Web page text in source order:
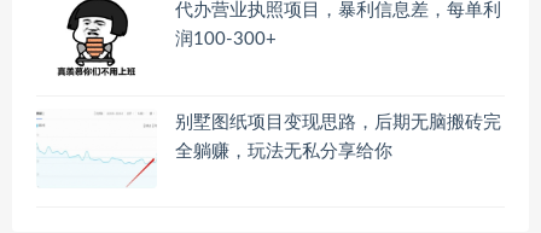
代办营业执照项目，暴利信息差，每单利
润100-300+
别墅图纸项目变现思路，后期无脑搬砖完
全躺赚，玩法无私分享给你